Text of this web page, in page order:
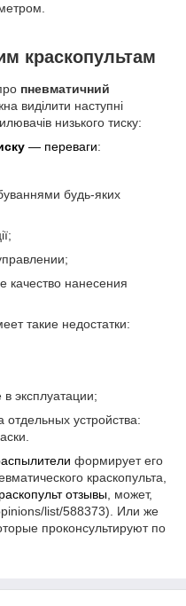
краскопультам
пневматичний
виділити наступні
низького тиску:
― переваги:
будь-яких
качество нанесения
такие недостатки:
эксплуатации;
отдельных устройства:
формирует его
краскопульта,
отзывы , может,
list/588373). Или же
проконсультируют по